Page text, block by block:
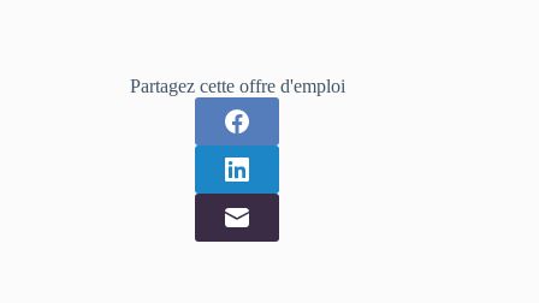
Partagez cette offre d'emploi